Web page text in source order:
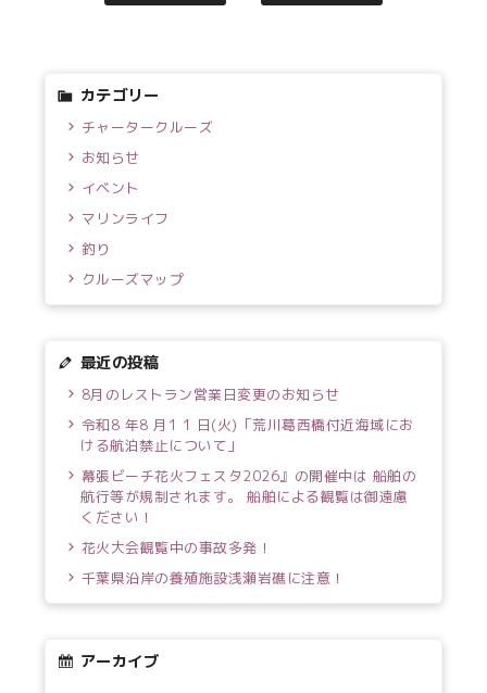
カテゴリー
チャータークルーズ
お知らせ
イベント
マリンライフ
釣り
クルーズマップ
最近の投稿
8月のレストラン営業日変更のお知らせ
令和8 年8 月1 1 日(火)「荒川葛西橋付近海域にお
ける航泊禁止について」
幕張ビーチ花火フェスタ2026』の開催中は 船舶の
航行等が規制されます。 船舶による観覧は御遠慮
ください！
花火大会観覧中の事故多発！
千葉県沿岸の養殖施設浅瀬岩礁に注意！
アーカイブ